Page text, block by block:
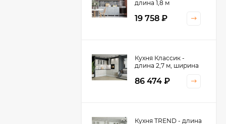
длина 1,8 м
19 758 ₽
Кухня Классик -
длина 2,7 м, ширина
86 474 ₽
Кухня TREND - длина
длина 2,4 м
38 767₽
Кухня Оптима - длина
2,8 м, ширина 1,4 м
52 197₽
Кухня Камелия -